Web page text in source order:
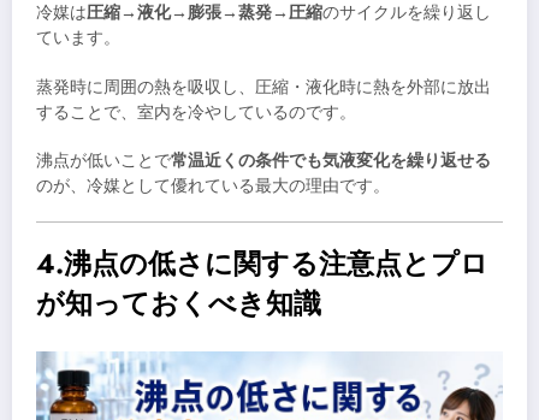
冷媒は圧縮→液化→膨張→蒸発→圧縮のサイクルを繰り返し
ています。
蒸発時に周囲の熱を吸収し、圧縮・液化時に熱を外部に放出
することで、室内を冷やしているのです。
沸点が低いことで常温近くの条件でも気液変化を繰り返せる
のが、冷媒として優れている最大の理由です。
4.沸点の低さに関する注意点とプロ
が知っておくべき知識